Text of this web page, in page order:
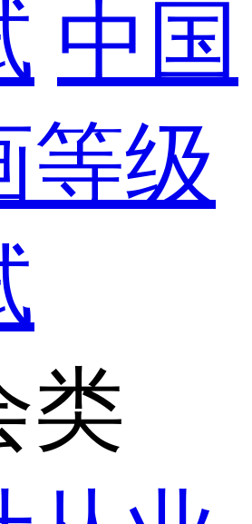
中国
等级
类